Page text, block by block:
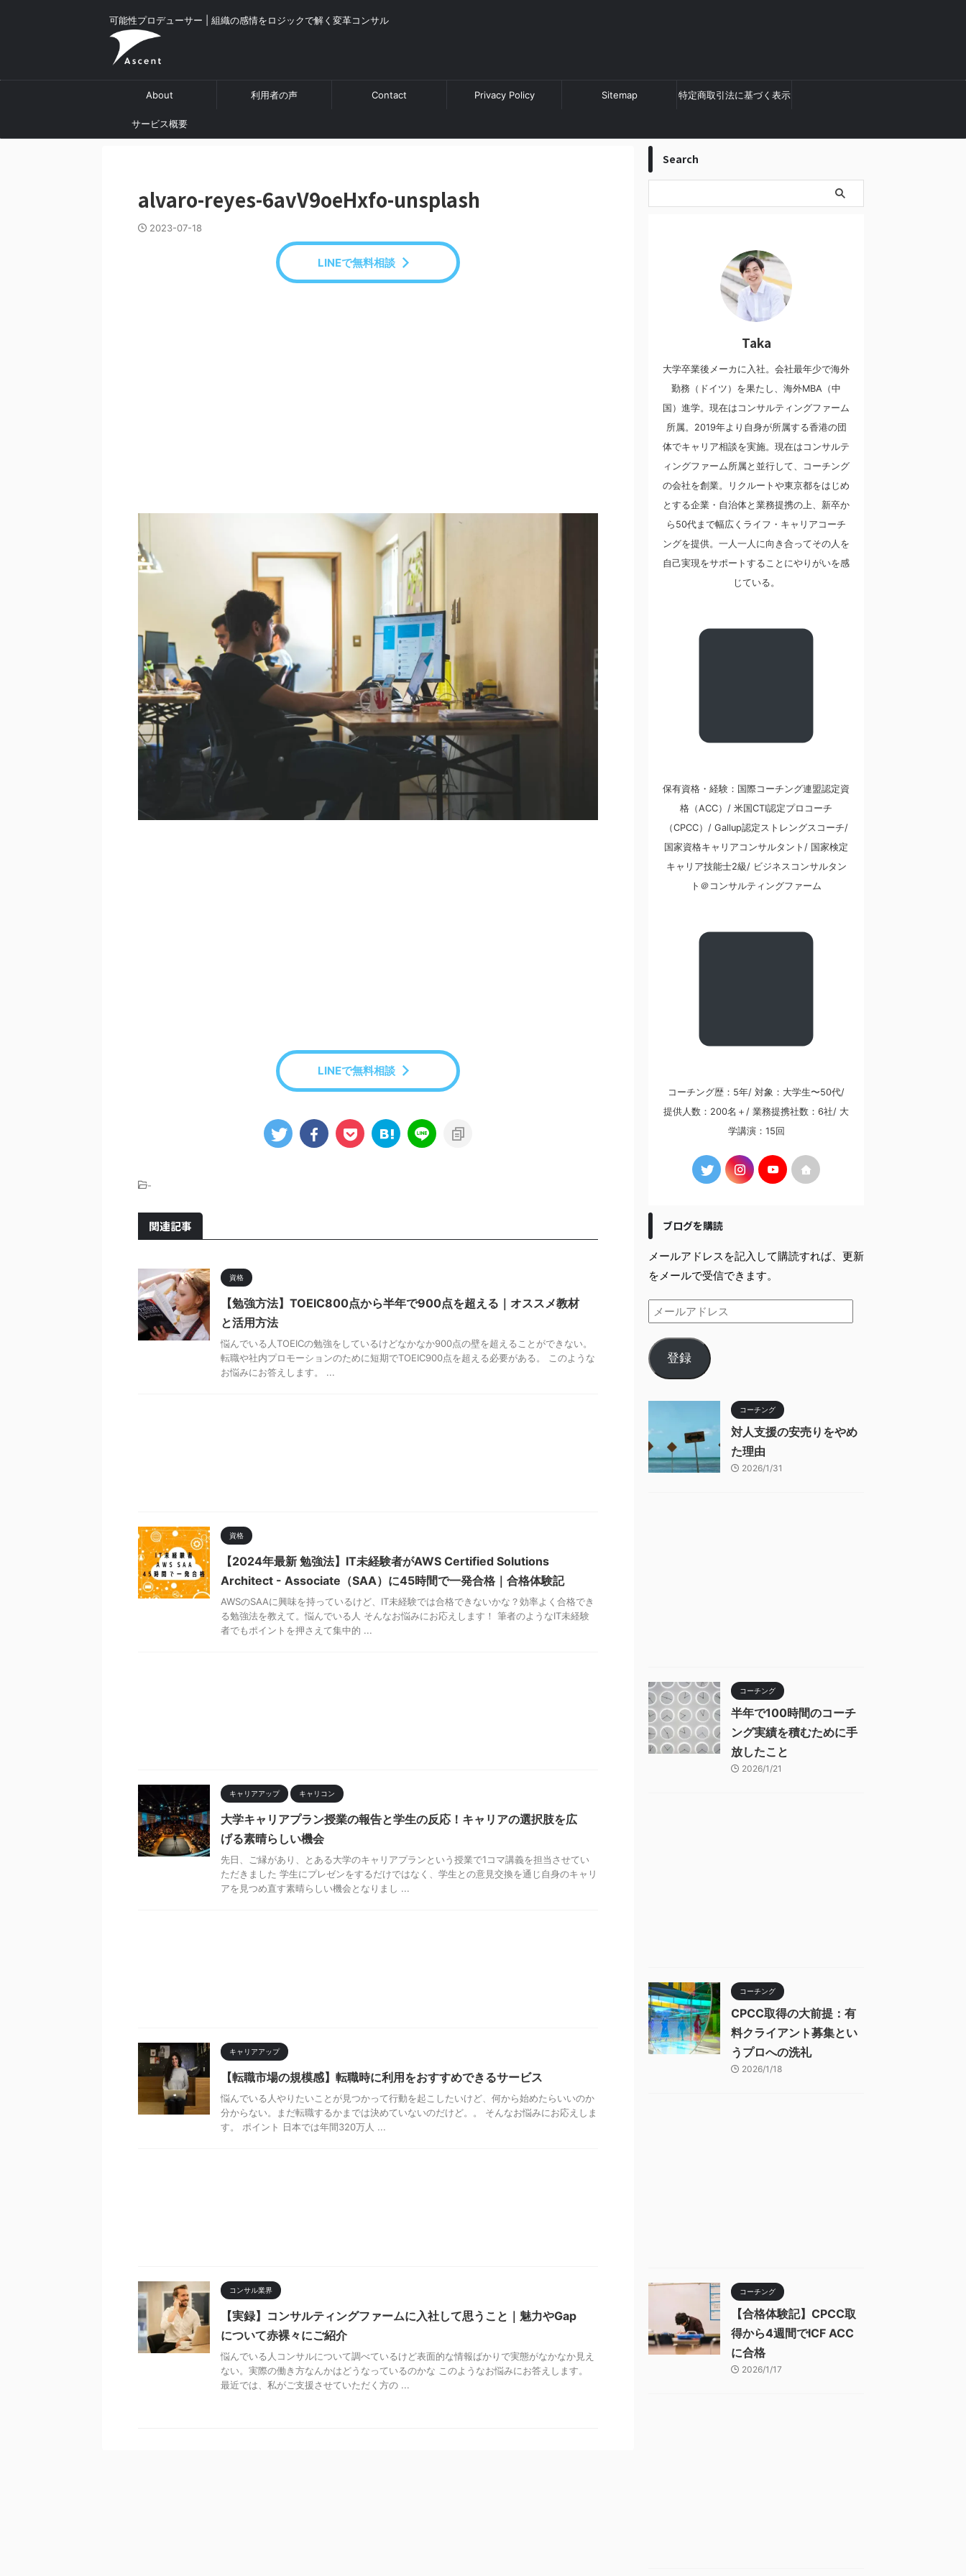
可能性プロデューサー | 組織の感情をロジックで解く変革コンサル
About 利用者の声 Contact Privacy Policy Sitemap 特定商取引法に基づく表示
サービス概要
alvaro-reyes-6avV9oeHxfo-unsplash
2023-07-18
LINEで無料相談
LINEで無料相談
-
関連記事
資格
【勉強方法】TOEIC800点から半年で900点を超える｜オススメ教材
と活用方法
悩んでいる人TOEICの勉強をしているけどなかなか900点の壁を超えることができない。
転職や社内プロモーションのために短期でTOEIC900点を超える必要がある。 このような
お悩みにお答えします。 ...
資格
【2024年最新 勉強法】IT未経験者がAWS Certified Solutions
Architect - Associate（SAA）に45時間で一発合格｜合格体験記
AWSのSAAに興味を持っているけど、IT未経験では合格できないかな？効率よく合格でき
る勉強法を教えて。悩んでいる人 そんなお悩みにお応えします！ 筆者のようなIT未経験
者でもポイントを押さえて集中的 ...
キャリアアップ キャリコン
大学キャリアプラン授業の報告と学生の反応！キャリアの選択肢を広
げる素晴らしい機会
先日、ご縁があり、とある大学のキャリアプランという授業で1コマ講義を担当させてい
ただきました 学生にプレゼンをするだけではなく、学生との意見交換を通じ自身のキャリ
アを見つめ直す素晴らしい機会となりまし ...
キャリアアップ
【転職市場の規模感】転職時に利用をおすすめできるサービス
悩んでいる人やりたいことが見つかって行動を起こしたいけど、何から始めたらいいのか
分からない。まだ転職するかまでは決めていないのだけど。。 そんなお悩みにお応えしま
す。 ポイント 日本では年間320万人 ...
コンサル業界
【実録】コンサルティングファームに入社して思うこと｜魅力やGap
について赤裸々にご紹介
悩んでいる人コンサルについて調べているけど表面的な情報ばかりで実態がなかなか見え
ない。実際の働き方なんかはどうなっているのかな このようなお悩みにお答えします。
最近では、私がご支援させていただく方の ...
Search
Taka
大学卒業後メーカに入社。会社最年少で海外
勤務（ドイツ）を果たし、海外MBA（中
国）進学。現在はコンサルティングファーム
所属。2019年より自身が所属する香港の団
体でキャリア相談を実施。現在はコンサルテ
ィングファーム所属と並行して、コーチング
の会社を創業。リクルートや東京都をはじめ
とする企業・自治体と業務提携の上、新卒か
ら50代まで幅広くライフ・キャリアコーチ
ングを提供。一人一人に向き合ってその人を
自己実現をサポートすることにやりがいを感
じている。
保有資格・経験：国際コーチング連盟認定資
格（ACC）/ 米国CTI認定プロコーチ
（CPCC）/ Gallup認定ストレングスコーチ/
国家資格キャリアコンサルタント/ 国家検定
キャリア技能士2級/ ビジネスコンサルタン
ト＠コンサルティングファーム
コーチング歴：5年/ 対象：大学生〜50代/
提供人数：200名＋/ 業務提携社数：6社/ 大
学講演：15回
ブログを購読
メールアドレスを記入して購読すれば、更新
をメールで受信できます。
登録
コーチング
対人支援の安売りをやめ
た理由
2026/1/31
コーチング
半年で100時間のコーチ
ング実績を積むために手
放したこと
2026/1/21
コーチング
CPCC取得の大前提：有
料クライアント募集とい
うプロへの洗礼
2026/1/18
コーチング
【合格体験記】CPCC取
得から4週間でICF ACC
に合格
2026/1/17